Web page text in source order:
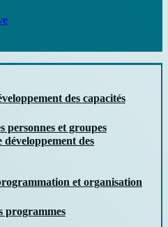
des capacités
personnes et groupes
développement des
et organisation
programmes